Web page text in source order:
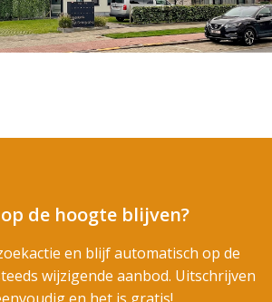
de hoogte blijven?
en blijf automatisch op de
wijzigende aanbod. Uitschrijven